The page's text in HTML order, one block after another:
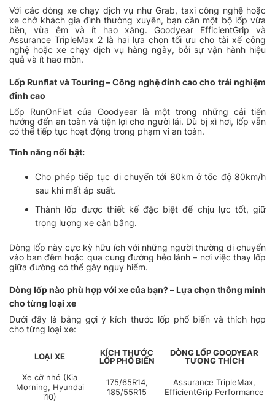
Với các dòng xe chạy dịch vụ như Grab, taxi công nghệ hoặc
xe chở khách gia đình thường xuyên, bạn cần một bộ lốp vừa
bền, vừa êm và ít hao xăng. Goodyear EfficientGrip và
Assurance TripleMax 2 là hai lựa chọn tối ưu cho tài xế công
nghệ hoặc xe chạy dịch vụ hàng ngày, bởi sự vận hành hiệu
quả và ít hao mòn.
Lốp Runflat và Touring – Công nghệ đỉnh cao cho trải nghiệm
đỉnh cao
Lốp RunOnFlat của Goodyear là một trong những cải tiến
hướng đến an toàn và tiện lợi cho người lái. Dù bị xì hơi, lốp vẫn
có thể tiếp tục hoạt động trong phạm vi an toàn.
Tính năng nổi bật:
Cho phép tiếp tục di chuyển tới 80km ở tốc độ 80km/h
sau khi mất áp suất.
Thành lốp được thiết kế đặc biệt để chịu lực tốt, giữ
trọng lượng xe cân bằng.
Dòng lốp này cực kỳ hữu ích với những người thường di chuyển
vào ban đêm hoặc qua cung đường hẻo lánh – nơi việc thay lốp
giữa đường có thể gây nguy hiểm.
Dòng lốp nào phù hợp với xe của bạn? – Lựa chọn thông minh
cho từng loại xe
Dưới đây là bảng gợi ý kích thước lốp phổ biến và thích hợp
cho từng loại xe:
LOẠI XE
KÍCH THƯỚC
LỐP PHỔ BIẾN
DÒNG LỐP GOODYEAR
TƯƠNG THÍCH
Xe cỡ nhỏ (Kia
Morning, Hyundai
i10)
175/65R14,
185/55R15
Assurance TripleMax,
EfficientGrip Performance